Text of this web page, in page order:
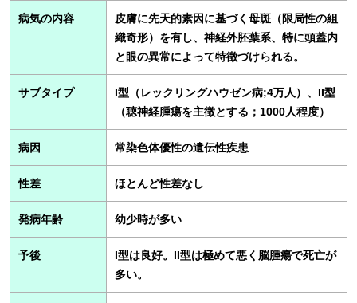
病気の内容
皮膚に先天的素因に基づく母斑（限局性の組
織奇形）を有し、神経外胚葉系、特に頭蓋内
と眼の異常によって特徴づけられる。
サブタイプ
I型（レックリングハウゼン病;4万人）、II型
（聴神経腫瘍を主徴とする；1000人程度）
病因 常染色体優性の遺伝性疾患
性差 ほとんど性差なし
発病年齢 幼少時が多い
予後
I型は良好。II型は極めて悪く脳腫瘍で死亡が
多い。